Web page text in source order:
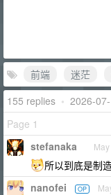
前端 迷茫
155 replies • 2026-
Page 1
stefanaka
所以到底是制
nanofei OP